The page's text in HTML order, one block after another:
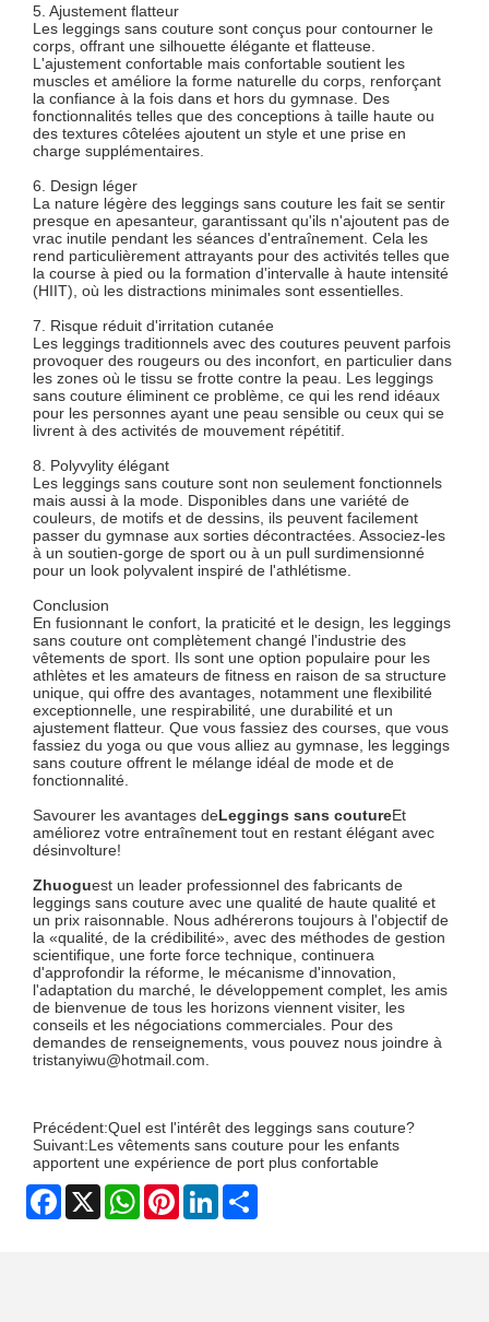
5. Ajustement flatteur
Les leggings sans couture sont conçus pour contourner le
corps, offrant une silhouette élégante et flatteuse.
L'ajustement confortable mais confortable soutient les
muscles et améliore la forme naturelle du corps, renforçant
la confiance à la fois dans et hors du gymnase. Des
fonctionnalités telles que des conceptions à taille haute ou
des textures côtelées ajoutent un style et une prise en
charge supplémentaires.
6. Design léger
La nature légère des leggings sans couture les fait se sentir
presque en apesanteur, garantissant qu'ils n'ajoutent pas de
vrac inutile pendant les séances d'entraînement. Cela les
rend particulièrement attrayants pour des activités telles que
la course à pied ou la formation d'intervalle à haute intensité
(HIIT), où les distractions minimales sont essentielles.
7. Risque réduit d'irritation cutanée
Les leggings traditionnels avec des coutures peuvent parfois
provoquer des rougeurs ou des inconfort, en particulier dans
les zones où le tissu se frotte contre la peau. Les leggings
sans couture éliminent ce problème, ce qui les rend idéaux
pour les personnes ayant une peau sensible ou ceux qui se
livrent à des activités de mouvement répétitif.
8. Polyvylity élégant
Les leggings sans couture sont non seulement fonctionnels
mais aussi à la mode. Disponibles dans une variété de
couleurs, de motifs et de dessins, ils peuvent facilement
passer du gymnase aux sorties décontractées. Associez-les
à un soutien-gorge de sport ou à un pull surdimensionné
pour un look polyvalent inspiré de l'athlétisme.
Conclusion
En fusionnant le confort, la praticité et le design, les leggings
sans couture ont complètement changé l'industrie des
vêtements de sport. Ils sont une option populaire pour les
athlètes et les amateurs de fitness en raison de sa structure
unique, qui offre des avantages, notamment une flexibilité
exceptionnelle, une respirabilité, une durabilité et un
ajustement flatteur. Que vous fassiez des courses, que vous
fassiez du yoga ou que vous alliez au gymnase, les leggings
sans couture offrent le mélange idéal de mode et de
fonctionnalité.
Savourer les avantages deLeggings sans coutureEt
améliorez votre entraînement tout en restant élégant avec
désinvolture!
Zhuoguest un leader professionnel des fabricants de
leggings sans couture avec une qualité de haute qualité et
un prix raisonnable. Nous adhérerons toujours à l'objectif de
la «qualité, de la crédibilité», avec des méthodes de gestion
scientifique, une forte force technique, continuera
d'approfondir la réforme, le mécanisme d'innovation,
l'adaptation du marché, le développement complet, les amis
de bienvenue de tous les horizons viennent visiter, les
conseils et les négociations commerciales. Pour des
demandes de renseignements, vous pouvez nous joindre à
tristanyiwu@hotmail.com.
Précédent:Quel est l'intérêt des leggings sans couture?
Suivant:Les vêtements sans couture pour les enfants
apportent une expérience de port plus confortable
Facebook
X WhatsAppPinterestLinkedIn